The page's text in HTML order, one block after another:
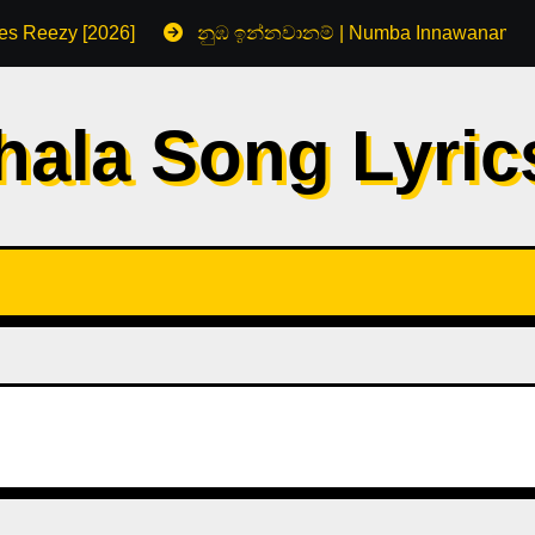
Reezy [2026] නුඹ ඉන්නවානම් | Numba Innawanam by
Song